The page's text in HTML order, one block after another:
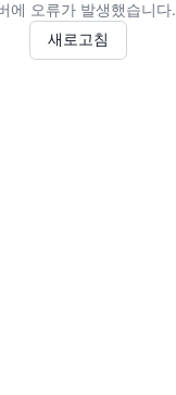
에 오류가 발생했습니다.
새로고침